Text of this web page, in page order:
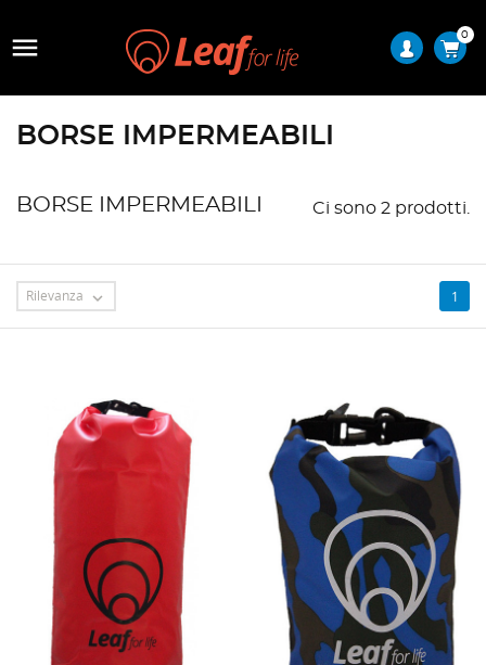
 0
BORSE IMPERMEABILI
BORSE IMPERMEABILI Ci sono 2 prodotti.
Rilevanza  1